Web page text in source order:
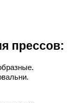
прессов: